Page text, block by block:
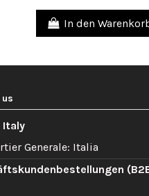
In den
Italy
Generale: Italia